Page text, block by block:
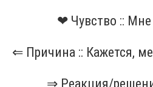
❤ Чувство ::
⇐ Причина :: Кажется,
⇒ Реакция/